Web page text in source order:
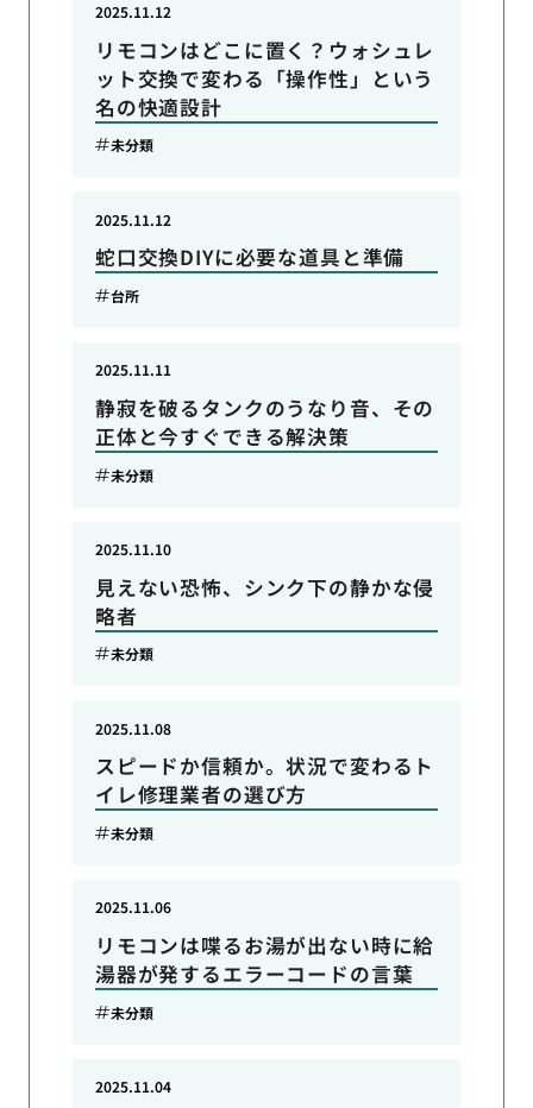
リモコンはどこに置く？ウォシュレ
ット交換で変わる「操作性」という
名の快適設計
2025.11.12
未分類
蛇口交換DIYに必要な道具と準備
2025.11.12
台所
静寂を破るタンクのうなり音、その
正体と今すぐできる解決策
2025.11.11
未分類
見えない恐怖、シンク下の静かな侵
略者
2025.11.10
未分類
スピードか信頼か。状況で変わるト
イレ修理業者の選び方
2025.11.08
未分類
リモコンは喋るお湯が出ない時に給
湯器が発するエラーコードの言葉
2025.11.06
未分類
2025.11.04